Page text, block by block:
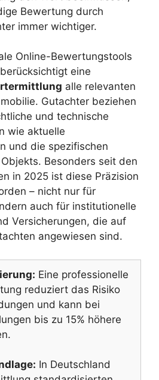
Bewertung durch
immer wichtiger.
Online-Bewertungstools
eine
alle relevanten
Gutachter beziehen
und technische
wie aktuelle
und die spezifischen
Besonders seit den
in 2025 ist diese Präzision
– nicht nur für
auch für institutionelle
Versicherungen, die auf
angewiesen sind.
Eine professionelle
reduziert das Risiko
und kann bei
bis zu 15% höhere
In Deutschland